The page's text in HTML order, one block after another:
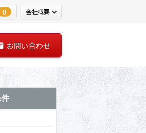
0 会社概要
お問い合わせ
件